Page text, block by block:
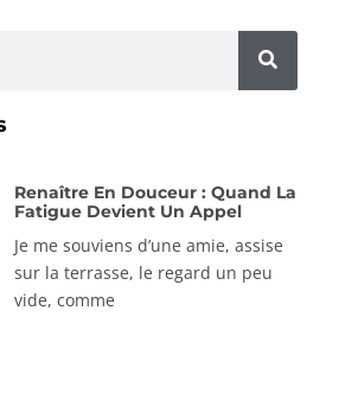
Renaître En Douceur : Quand La
Fatigue Devient Un Appel
Je me souviens d’une amie, assise
sur la terrasse, le regard un peu
vide, comme